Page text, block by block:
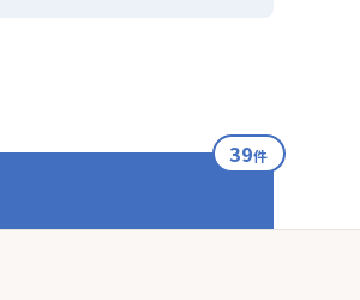
39件